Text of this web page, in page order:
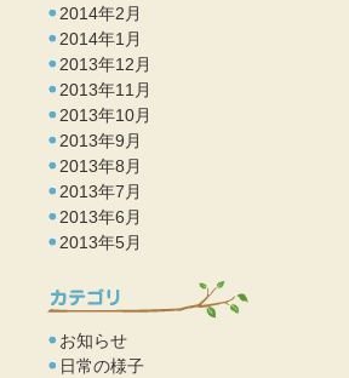
2014年2月
2014年1月
2013年12月
2013年11月
2013年10月
2013年9月
2013年8月
2013年7月
2013年6月
2013年5月
お知らせ
日常の様子